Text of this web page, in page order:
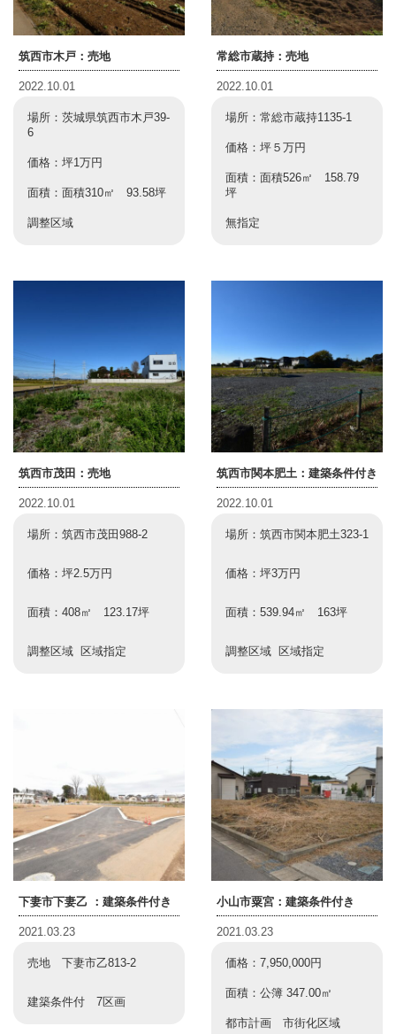
筑西市木戸：売地
2022.10.01
場所：茨城県筑西市木戸39-
6
価格：坪1万円
面積：面積310㎡ 93.58坪
調整区域
常総市蔵持：売地
2022.10.01
場所：常総市蔵持1135-1
価格：坪５万円
面積：面積526㎡ 158.79
坪
無指定
筑西市茂田：売地
2022.10.01
場所：筑西市茂田988-2
価格：坪2.5万円
面積：408㎡ 123.17坪
調整区域 区域指定
筑西市関本肥土：建築条件付き
2022.10.01
場所：筑西市関本肥土323-1
価格：坪3万円
面積：539.94㎡ 163坪
調整区域 区域指定
下妻市下妻乙 ：建築条件付き
2021.03.23
売地 下妻市乙813-2
建築条件付 7区画
小山市粟宮：建築条件付き
2021.03.23
価格：7,950,000円
面積：公簿 347.00㎡
都市計画 市街化区域